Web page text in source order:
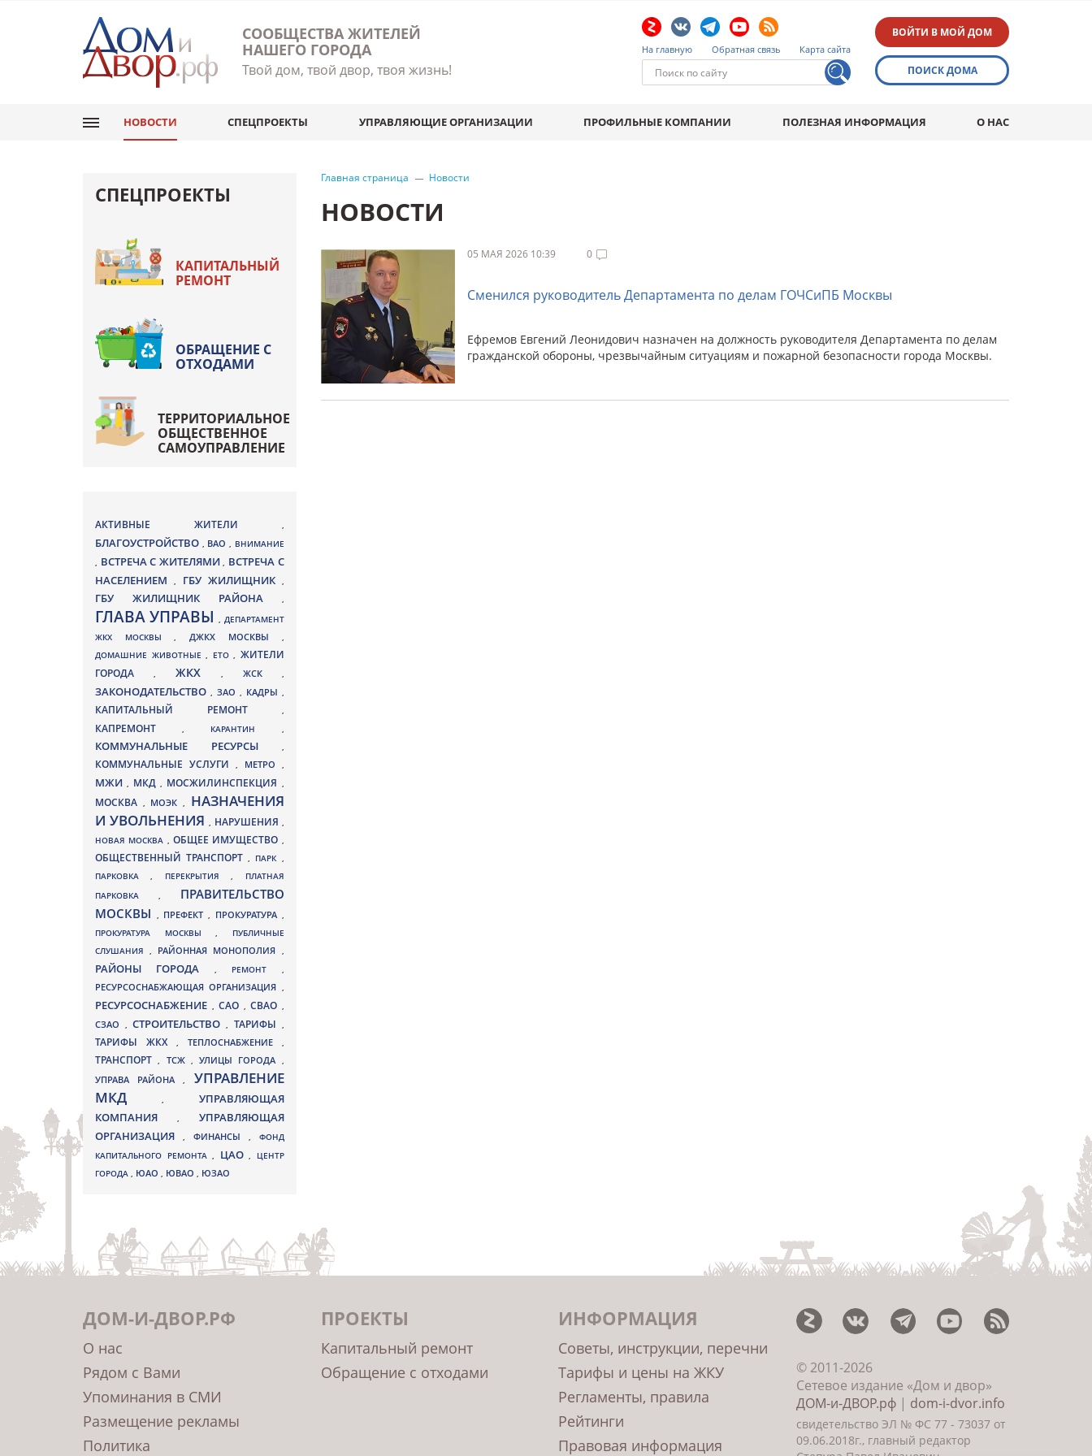
СООБЩЕСТВА ЖИТЕЛЕЙ
НАШЕГО ГОРОДА
Твой дом, твой двор, твоя жизнь!
На главную Обратная связь Карта сайта
ВОЙТИ В МОЙ ДОМ
ПОИСК ДОМА
НОВОСТИ СПЕЦПРОЕКТЫ УПРАВЛЯЮЩИЕ ОРГАНИЗАЦИИ ПРОФИЛЬНЫЕ КОМПАНИИ ПОЛЕЗНАЯ ИНФОРМАЦИЯ О НАС
Главная страница Новости
НОВОСТИ
05 МАЯ 2026 10:39 0
Сменился руководитель Департамента по делам ГОЧСиПБ Москвы
Ефремов Евгений Леонидович назначен на должность руководителя Департамента по делам
гражданской обороны, чрезвычайным ситуациям и пожарной безопасности города Москвы.
СПЕЦПРОЕКТЫ
КАПИТАЛЬНЫЙ
РЕМОНТ
ОБРАЩЕНИЕ С
ОТХОДАМИ
ТЕРРИТОРИАЛЬНОЕ
ОБЩЕСТВЕННОЕ
САМОУПРАВЛЕНИЕ
АКТИВНЫЕ ЖИТЕЛИ ,
БЛАГОУСТРОЙСТВО , ВАО , ВНИМАНИЕ
, ВСТРЕЧА С ЖИТЕЛЯМИ, ВСТРЕЧА С
НАСЕЛЕНИЕМ
, ГБУ ЖИЛИЩНИК ,
ГБУ ЖИЛИЩНИК РАЙОНА ,
ГЛАВА УПРАВЫ, ДЕПАРТАМЕНТ
ЖКХ МОСКВЫ,ДЖКХ МОСКВЫ ,
ДОМАШНИЕ ЖИВОТНЫЕ , ЕТО , ЖИТЕЛИ
ГОРОДА
, ЖКХ , ЖСК ,
ЗАКОНОДАТЕЛЬСТВО , ЗАО , КАДРЫ ,
КАПИТАЛЬНЫЙ РЕМОНТ ,
КАПРЕМОНТ , КАРАНТИН ,
КОММУНАЛЬНЫЕ РЕСУРСЫ ,
КОММУНАЛЬНЫЕ УСЛУГИ , МЕТРО ,
МЖИ, МКД , МОСЖИЛИНСПЕКЦИЯ ,
МОСКВА , МОЭК ,
НАЗНАЧЕНИЯ
И УВОЛЬНЕНИЯ , НАРУШЕНИЯ ,
НОВАЯ МОСКВА , ОБЩЕЕ ИМУЩЕСТВО ,
ОБЩЕСТВЕННЫЙ ТРАНСПОРТ, ПАРК ,
ПАРКОВКА, ПЕРЕКРЫТИЯ,
ПЛАТНАЯ
ПАРКОВКА ,
ПРАВИТЕЛЬСТВО
МОСКВЫ , ПРЕФЕКТ, ПРОКУРАТУРА ,
ПРОКУРАТУРА МОСКВЫ ,
ПУБЛИЧНЫЕ
СЛУШАНИЯ, РАЙОННАЯ МОНОПОЛИЯ ,
РАЙОНЫ ГОРОДА , РЕМОНТ ,
РЕСУРСОСНАБЖАЮЩАЯ ОРГАНИЗАЦИЯ ,
РЕСУРСОСНАБЖЕНИЕ , САО , СВАО ,
СЗАО ,СТРОИТЕЛЬСТВО, ТАРИФЫ ,
ТАРИФЫ ЖКХ , ТЕПЛОСНАБЖЕНИЕ ,
ТРАНСПОРТ, ТСЖ , УЛИЦЫ ГОРОДА ,
УПРАВА РАЙОНА, УПРАВЛЕНИЕ
МКД, УПРАВЛЯЮЩАЯ
КОМПАНИЯ
, УПРАВЛЯЮЩАЯ
ОРГАНИЗАЦИЯ
, ФИНАНСЫ , ФОНД
КАПИТАЛЬНОГО РЕМОНТА , ЦАО ,
ЦЕНТР
ГОРОДА , ЮАО , ЮВАО , ЮЗАО
ДОМ-И-ДВОР.РФ
О нас
Рядом с Вами
Упоминания в СМИ
Размещение рекламы
Политика
ПРОЕКТЫ
Капитальный ремонт
Обращение с отходами
ИНФОРМАЦИЯ
Советы, инструкции, перечни
Тарифы и цены на ЖКУ
Регламенты, правила
Рейтинги
Правовая информация
© 2011-2026
Сетевое издание «Дом и двор»
ДОМ-и-ДВОР.рф| dom-i-dvor.info
свидетельство ЭЛ № ФС 77 - 73037 от
09.06.2018г., главный редактор